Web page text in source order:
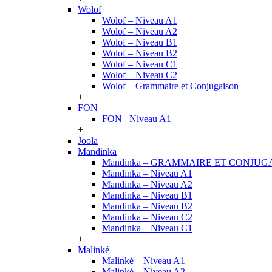
Wolof
Wolof – Niveau A1
Wolof – Niveau A2
Wolof – Niveau B1
Wolof – Niveau B2
Wolof – Niveau C1
Wolof – Niveau C2
Wolof – Grammaire et Conjugaison
+
FON
FON– Niveau A1
+
Joola
Mandinka
Mandinka – GRAMMAIRE ET
Mandinka – Niveau A1
Mandinka – Niveau A2
Mandinka – Niveau B1
Mandinka – Niveau B2
Mandinka – Niveau C2
Mandinka – Niveau C1
+
Malinké
Malinké – Niveau A1